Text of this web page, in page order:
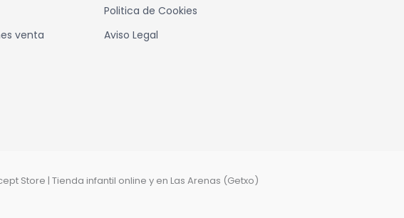
venta
Politica de Cookies
Aviso Legal
Store | Tienda infantil online y en Las Arenas (Getxo)